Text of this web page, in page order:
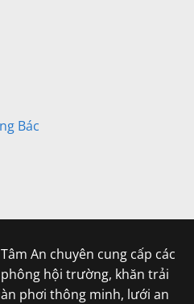
Bác
An chuyên cung cấp các
hội trường, khăn trải
phơi thông minh, lưới an